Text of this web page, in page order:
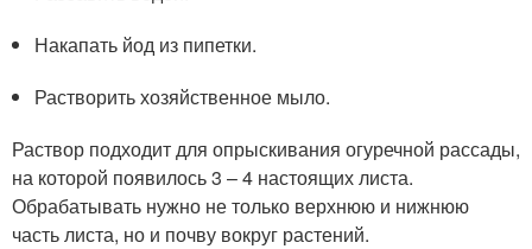
Накапать йод из пипетки.
Растворить хозяйственное мыло.
Раствор подходит для опрыскивания огуречной рассады,
на которой появилось 3 – 4 настоящих листа.
Обрабатывать нужно не только верхнюю и нижнюю
часть листа, но и почву вокруг растений.